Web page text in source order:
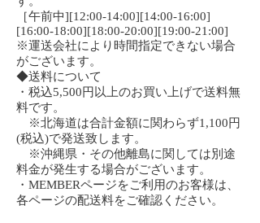
［午前中][12:00-14:00][14:00-16:00]
[16:00-18:00][18:00-20:00][19:00-21:00]
※運送会社により時間指定できない場合
がございます。
◆送料について
・税込5,500円以上のお買い上げで送料無
料です。
※北海道は合計金額に関わらず1,100円
(税込)で発送致します。
※沖縄県・その他離島に関しては別途
料金が発生する場合がございます。
・MEMBERページをご利用のお客様は、
各ページの配送料をご確認ください。